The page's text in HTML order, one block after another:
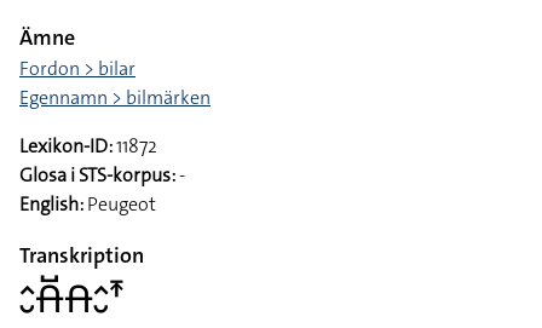
Ämne
Fordon > bilar
Egennamn > bilmärken
Lexikon-ID:11872
Glosa i STS-korpus:-
English:Peugeot
Transkription
􌤵􌤷􌤯􌤹􌤯􌤵􌤷􌥵